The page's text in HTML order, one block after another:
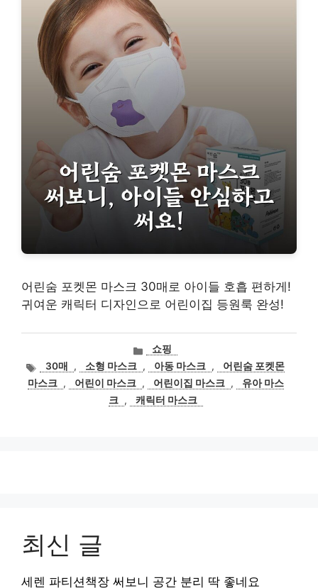
어린숨 포켓몬 마스크 30매로 아이들 호흡 편하게!
귀여운 캐릭터 디자인으로 어린이집 등원룩 완성!
카
테
고
리
쇼핑
태
그
30매 , 소형 마스크 , 아동 마스크 ,
어린숨 포켓몬
마스크 , 어린이 마스크 , 어린이집 마스크 ,
유아 마스
크 , 캐릭터 마스크
최신 글
세렌 파티션책장 써보니 공간 분리 딱 좋네요